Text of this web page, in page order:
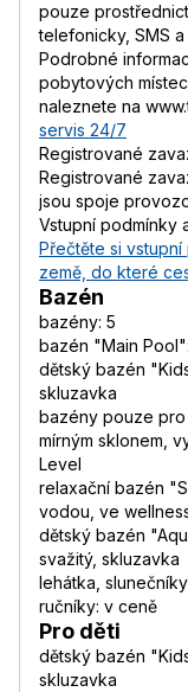
pouze
telefonicky, SMS
Podrobné
pobytových
naleznete na
servis 24/7
Registrované
Registrované
jsou spoje
Vstupní podmínky
Přečtěte si
země, do které
Bazén
bazény: 5
bazén "Main
dětský bazén
skluzavka
bazény pouze
mírným sklonem,
Level
relaxační bazén
vodou, ve
dětský bazén
svažitý, skluzavka
lehátka, slunečníky
ručníky: v ceně
Pro děti
dětský bazén
skluzavka